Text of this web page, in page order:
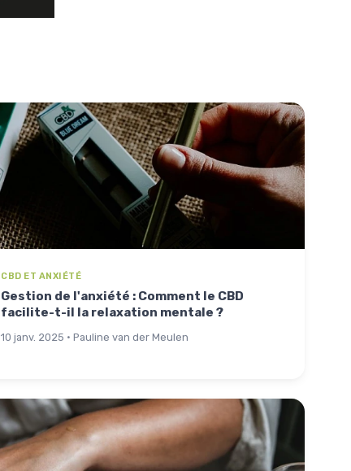
CBD ET ANXIÉTÉ
Gestion de l'anxiété : Comment le CBD
facilite-t-il la relaxation mentale ?
10 janv. 2025 · Pauline van der Meulen